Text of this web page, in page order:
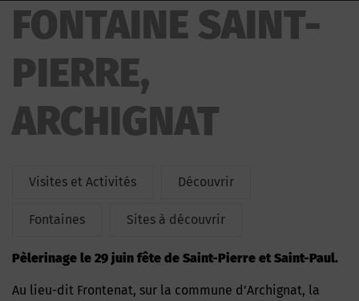
FONTAINE SAINT-
PIERRE,
ARCHIGNAT
Visites et Activités Découvrir
Fontaines Sites à découvrir
Pèlerinage le 29 juin fête de Saint-Pierre et Saint-Paul.
Au lieu-dit Frontenat, sur la commune d’Archignat, la